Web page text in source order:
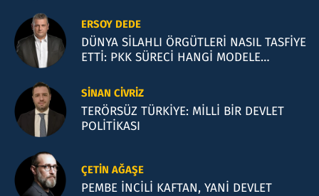
ERSOY DEDE
DÜNYA SİLAHLI ÖRGÜTLERİ NASIL TASFİYE
ETTİ: PKK SÜRECİ HANGİ MODELE
SINAN CIVRIZ
TERÖRSÜZ TÜRKİYE: MİLLİ BİR DEVLET
POLİTİKASI
ÇETIN AĞAŞE
PEMBE İNCİLİ KAFTAN, YANİ DEVLET